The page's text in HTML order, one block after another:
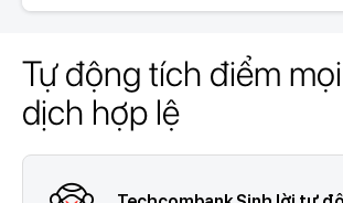
Tự động tích điểm
dịch hợp lệ